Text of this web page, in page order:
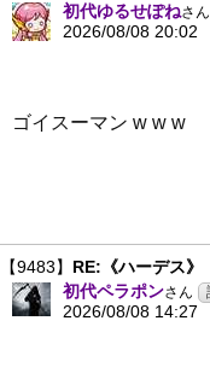
初代ゆるせぽねさん
2026/08/08 20:02
ゴイスーマン w w w
【9483】 RE:《ハーデス》
初代ペラポンさん
2026/08/08 14:27